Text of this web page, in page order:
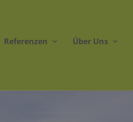
Referenzen Über Uns